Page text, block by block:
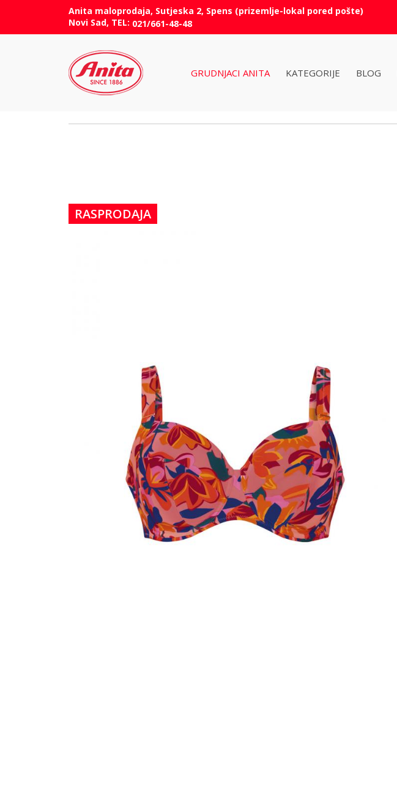
Anita maloprodaja, Sutjeska 2, Spens (prizemlje-lokal pored pošte)
Novi Sad, TEL: 021/661-48-48
GRUDNJACI ANITA KATEGORIJE BLOG
RASPRODAJA